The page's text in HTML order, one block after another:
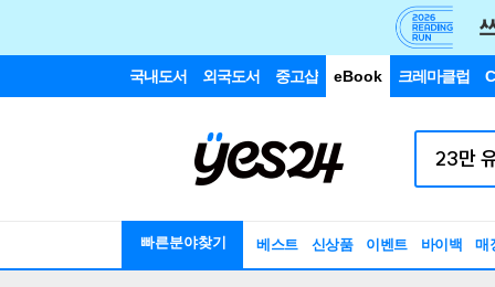
국내도서 외국도서 중고샵 eBook 크레마클럽
빠른분야찾기 베스트 신상품 이벤트 바이백 매